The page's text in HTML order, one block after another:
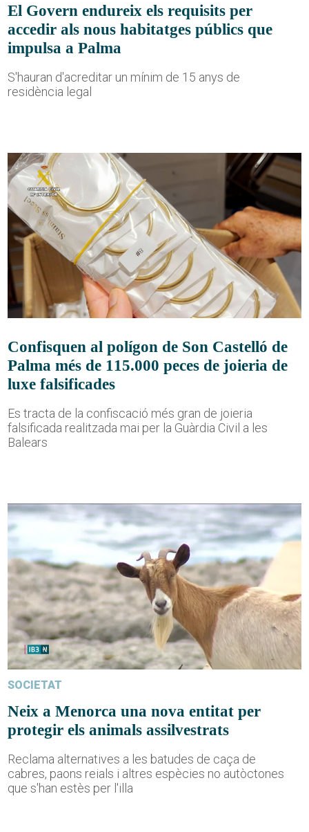
El Govern endureix els requisits per
accedir als nous habitatges públics que
impulsa a Palma
S'hauran d'acreditar un mínim de 15 anys de
residència legal
Confisquen al polígon de Son Castelló de
Palma més de 115.000 peces de joieria de
luxe falsificades
Es tracta de la confiscació més gran de joieria
falsificada realitzada mai per la Guàrdia Civil a les
Balears
SOCIETAT
Neix a Menorca una nova entitat per
protegir els animals assilvestrats
Reclama alternatives a les batudes de caça de
cabres, paons reials i altres espècies no autòctones
que s'han estès per l'illa